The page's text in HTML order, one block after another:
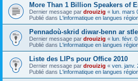
More Than 1 Billion Speakers of
Dernier message par drouizig « lun. mars
Publié dans L'informatique en langues
Pennadoù-skrid diwar-benn ar
Dernier message par drouizig « lun. févr.
Publié dans L'informatique en langues
Liste des LIPs pour Office 2010
Dernier message par drouizig « ven. janv.
Publié dans L'informatique en langues